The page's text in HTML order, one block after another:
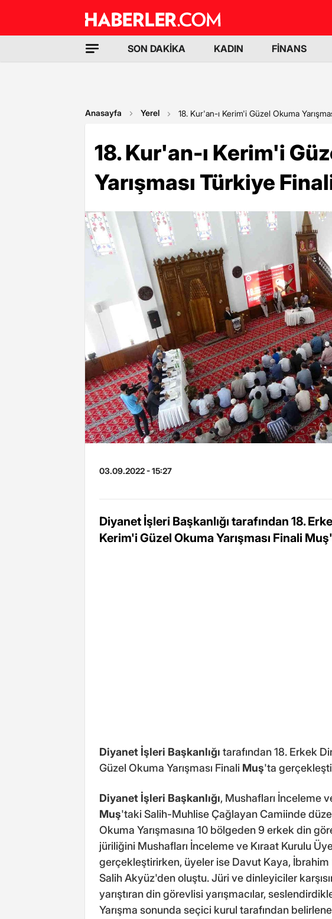
SON DAKİKA KADIN FİNANS
Anasayfa Yerel 18. Kur'an-ı Kerim'i Güzel Okuma
18. Kur'an-ı Kerim'i
Yarışması Türkiye
03.09.2022 - 15:27
Diyanet İşleri Başkanlığı tarafından 18.
Kerim'i Güzel Okuma Yarışması Finali
Diyanet İşleri Başkanlığı tarafından 18. Erkek
Güzel Okuma Yarışması Finali Muş'ta
Diyanet İşleri Başkanlığı, Mushafları İnceleme
Muş'taki Salih-Muhlise Çağlayan Camiinde
Okuma Yarışmasına 10 bölgeden 9 erkek din
jüriliğini Mushafları İnceleme ve Kıraat Kurulu
gerçekleştirirken, üyeler ise Davut Kaya,
Salih Akyüz'den oluştu. Jüri ve dinleyiciler
yarıştıran din görevlisi yarışmacılar,
Yarışma sonunda seçici kurul tarafından